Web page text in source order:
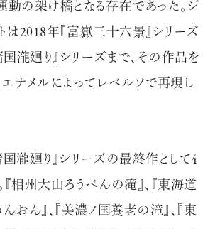
動の架け橋となる存在であった。ジ
は2018年『富嶽三十六景』シリーズ
国瀧廻り』シリーズまで、その作品を
ナメルによってレベルソで再現し
瀧廻り』シリーズの最終作として4
相州大山ろうべんの滝』、『東海道
おん』、『美濃ノ国養老の滝』、『東